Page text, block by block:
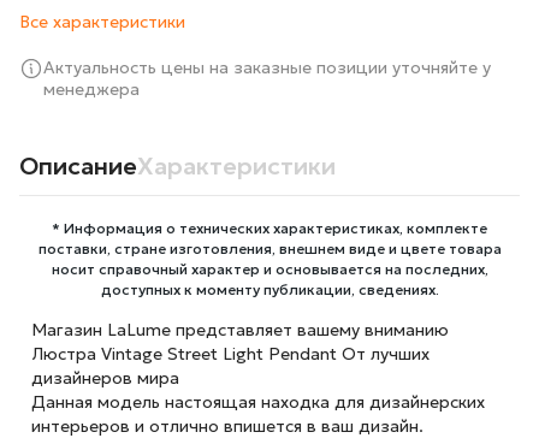
Все характеристики
Актуальность цены на заказные позиции уточняйте у
менеджера
ОписаниеХарактеристики
* Информация о технических характеристиках, комплекте
поставки, стране изготовления, внешнем виде и цвете товара
носит справочный характер и основывается на последних,
доступных к моменту публикации, сведениях.
Магазин LaLume представляет вашему вниманию
Люстра Vintage Street Light Pendant От лучших
дизайнеров мира
Данная модель настоящая находка для дизайнерских
интерьеров и отлично впишется в ваш дизайн.